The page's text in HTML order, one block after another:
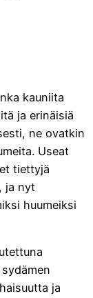
kauniita
ja erinäisiä
ne ovatkin
Useat
tiettyjä
ja nyt
huumeiksi
ja